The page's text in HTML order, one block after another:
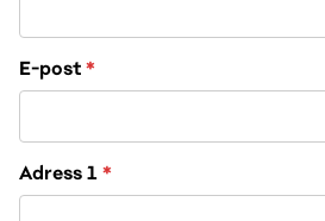
E-post*
Adress 1*